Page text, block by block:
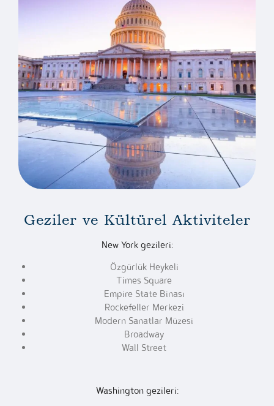
Geziler ve Kültürel Aktiviteler
New York gezileri:
Özgürlük Heykeli
Times Square
Empire State Binası
Rockefeller Merkezi
Modern Sanatlar Müzesi
Broadway
Wall Street
Washington gezileri: